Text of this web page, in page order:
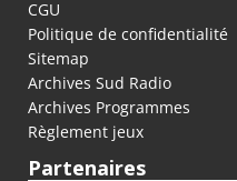
CGU
Politique de confidentialité
Sitemap
Archives Sud Radio
Archives Programmes
Règlement jeux
Partenaires